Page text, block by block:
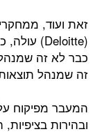
זאת ועוד,
כבר לא זה
זה שמנהל
המעבר מפיקוח
ובהירות